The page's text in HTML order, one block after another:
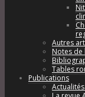
Autres
Notes de
Tables
Publications